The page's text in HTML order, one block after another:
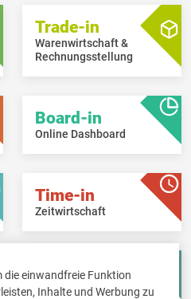
die einwandfreie Funktion
Inhalte und Werbung zu
Trade-in
Warenwirtschaft &
Rechnungsstellung
Board-in
Online Dashboard
Time-in
Zeitwirtschaft
Account-in
Jahresabschlüsse